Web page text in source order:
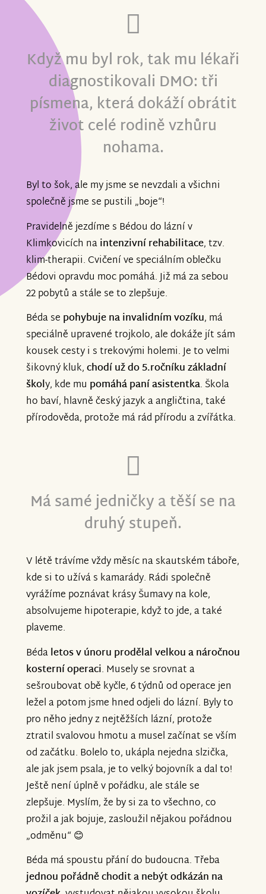
Když mu byl rok, tak mu lékaři
diagnostikovali DMO: tři
písmena, která dokáží obrátit
život celé rodině vzhůru
nohama.
Byl to šok, ale my jsme se nevzdali a všichni
společně jsme se pustili „boje“!
Pravidelně jezdíme s Bédou do lázní v
Klimkovicích naintenzivní rehabilitace, tzv.
klim-therapii. Cvičení ve speciálním oblečku
Bédovi opravdu moc pomáhá. Již má za sebou
22 pobytů a stále se to zlepšuje.
Béda se pohybuje na invalidním vozíku, má
speciálně upravené trojkolo, ale dokáže jít sám
kousek cesty i s trekovými holemi. Je to velmi
šikovný kluk,chodí už do 5.ročníku základní
školy, kde mu pomáhá paní asistentka. Škola
ho baví, hlavně český jazyk a angličtina, také
přírodověda, protože má rád přírodu a zvířátka.
Má samé jedničky a těší se na
druhý stupeň.
V létě trávíme vždy měsíc na skautském táboře,
kde si to užívá s kamarády. Rádi společně
vyrážíme poznávat krásy Šumavy na kole,
absolvujeme hipoterapie, když to jde, a také
plaveme.
Bédaletos v únoru prodělal velkou a náročnou
kosterní operaci. Musely se srovnat a
sešroubovat obě kyčle, 6 týdnů od operace jen
ležel a potom jsme hned odjeli do lázní. Byly to
pro něho jedny z nejtěžších lázní, protože
ztratil svalovou hmotu a musel začínat se vším
od začátku. Bolelo to, ukápla nejedna slzička,
ale jak jsem psala, je to velký bojovník a dal to!
Ještě není úplně v pořádku, ale stále se
zlepšuje. Myslím, že by si za to všechno, co
prožil a jak bojuje, zasloužil nějakou pořádnou
„odměnu“ 😊
Béda má spoustu přání do budoucna. Třeba
jednou pořádně chodit a nebýt odkázán na